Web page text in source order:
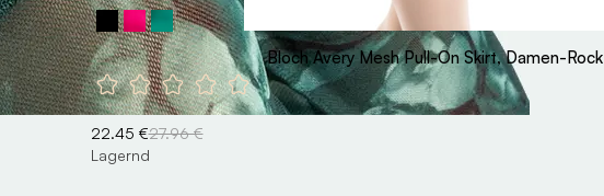
Bloch Avery Mesh Pull-On Skirt, Damen-Rock
22.45 €27.96 €
Lagernd